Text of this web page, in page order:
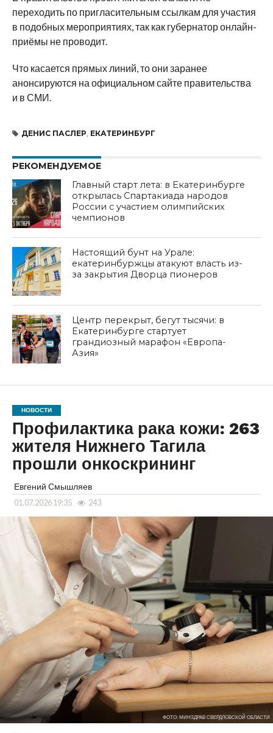
переходить по пригласительным ссылкам для участия
в подобных мероприятиях, так как губернатор онлайн-
приёмы не проводит.
Что касается прямых линий, то они заранее
анонсируются на официальном сайте правительства
и в СМИ.
ДЕНИС ПАСЛЕР ЕКАТЕРИНБУРГ
РЕКОМЕНДУЕМОЕ
Главный старт лета: в Екатеринбурге
открылась Спартакиада народов
России с участием олимпийских
чемпионов
Настоящий бунт на Урале:
екатеринбуржцы атакуют власть из-
за закрытия Дворца пионеров
Центр перекрыт, бегут тысячи: в
Екатеринбурге стартует
грандиозный марафон «Европа-
Азия»
НОВОСТИ
Профилактика рака кожи: 263
жителя Нижнего Тагила
прошли онкоскрининг
Евгений Смышляев
01.07.2026 19:35 243
ФОТО: МИНЗДРАВ СВЕРДЛОВСКОЙ ОБЛАСТИ